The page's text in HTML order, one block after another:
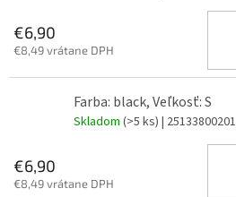
€6,90
€8,49 vrátane DPH
Farba: black, Veľkosť: S
Skladom (>5 ks) | 25133800201
€6,90
€8,49 vrátane DPH